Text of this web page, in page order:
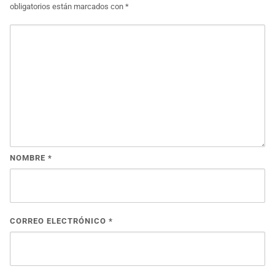
obligatorios están marcados con *
NOMBRE *
CORREO ELECTRÓNICO *